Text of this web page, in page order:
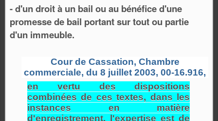
- d'un droit à un bail ou au bénéfice d'une
promesse de bail portant sur tout ou partie
d'un immeuble.
Cour de Cassation, Chambre
commerciale, du 8 juillet 2003, 00-16.916,
en vertu des dispositions
combinées de ces textes, dans les
instances en matière
d'enregistrement, l'expertise est de